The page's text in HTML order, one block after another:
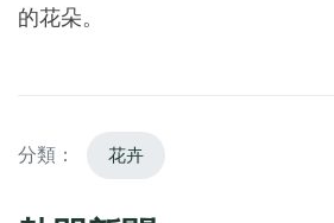
的花朵。
分類： 花卉